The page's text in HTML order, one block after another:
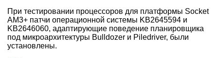
При тестировании процессоров для платформы Socket
AM3+ патчи операционной системы KB2645594 и
KB2646060, адаптирующие поведение планировщика
под микроархитектуры Bulldozer и Piledriver, были
установлены.